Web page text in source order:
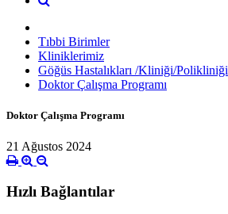
Tıbbi Birimler
Kliniklerimiz
Göğüs Hastalıkları /Kliniği/Polikliniği
Doktor Çalışma Programı
Doktor Çalışma Programı
21 Ağustos 2024
Hızlı Bağlantılar